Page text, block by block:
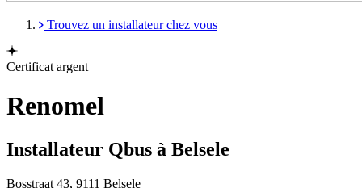
Trouvez un installateur chez vous
Certificat argent
Renomel
Installateur Qbus à Belsele
Bosstraat 43, 9111 Belsele